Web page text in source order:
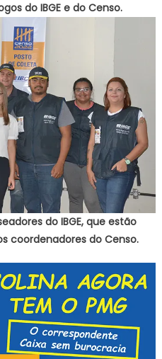
do IBGE e do Censo.
do IBGE, que estão
coordenadores do Censo.